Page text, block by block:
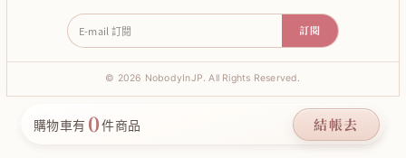
購物車有 0件商品 結帳去
E-mail 訂閱 訂閱
© 2026 NobodyInJP. All Rights Reserved.